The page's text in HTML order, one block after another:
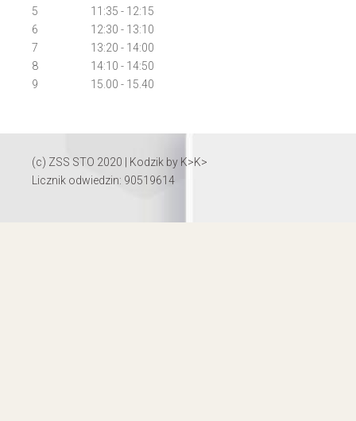
5
6
7
8
9
11:35 - 12:15
12:30 - 13:10
13:20 - 14:00
14:10 - 14:50
15.00 - 15.40
(c) ZSS STO 2020 | Kodzik by K>K>
Licznik odwiedzin: 90519614